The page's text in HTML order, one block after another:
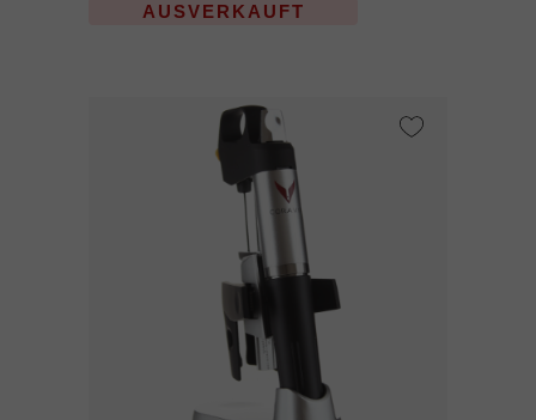
AUSVERKAUFT